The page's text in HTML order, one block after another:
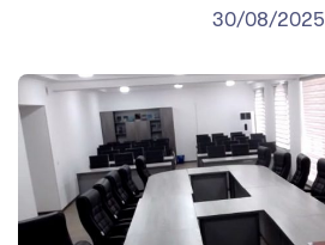
30/08/2025